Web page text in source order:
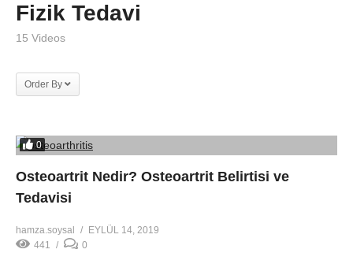
Fizik Tedavi
15 Videos
Order By
0
Osteoartrit Nedir? Osteoartrit Belirtisi ve
Tedavisi
hamza.soysal
EYLÜL 14, 2019
441
0